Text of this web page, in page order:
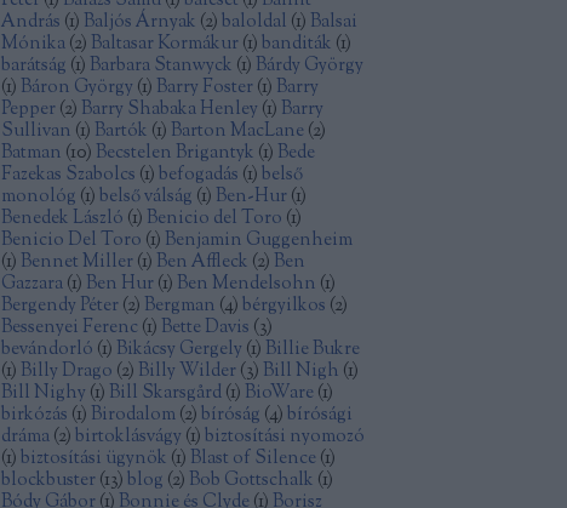
András (1) Baljós Árnyak (2)baloldal (1) Balsai
Mónika(2) Baltasar Kormákur(1)banditák (1)
barátság (1) Barbara Stanwyck (1) Bárdy György
(1) Báron György (1) Barry Foster(1) Barry
Pepper(2) Barry Shabaka Henley (1) Barry
Sullivan (1) Bartók (1) Barton MacLane (2)
Batman (10) Becstelen Brigantyk (1) Bede
Fazekas Szabolcs (1)befogadás (1)belső
monológ (1)belső válság (1) Ben-Hur(1)
Benedek László (1) Benicio del Toro (1)
Benicio Del Toro (1) Benjamin Guggenheim
(1) Bennet Miller(1) Ben Affleck (2) Ben
Gazzara(1) Ben Hur(1) Ben Mendelsohn (1)
Bergendy Péter(2) Bergman (4)bérgyilkos (2)
Bessenyei Ferenc (1) Bette Davis (3)
bevándorló (1) Bikácsy Gergely (1) Billie Bukre
(1) Billy Drago (2) Billy Wilder(3) Bill Nigh (1)
Bill Nighy (1) Bill Skarsgård(1) BioWare (1)
birkózás (1) Birodalom(2)bíróság (4)bírósági
dráma(2)birtoklásvágy (1)biztosítási nyomozó
(1)biztosítási ügynök (1) Blast of Silence (1)
blockbuster(13)blog (2) Bob Gottschalk (1)
Bódy Gábor(1) Bonnie és Clyde (1) Borisz